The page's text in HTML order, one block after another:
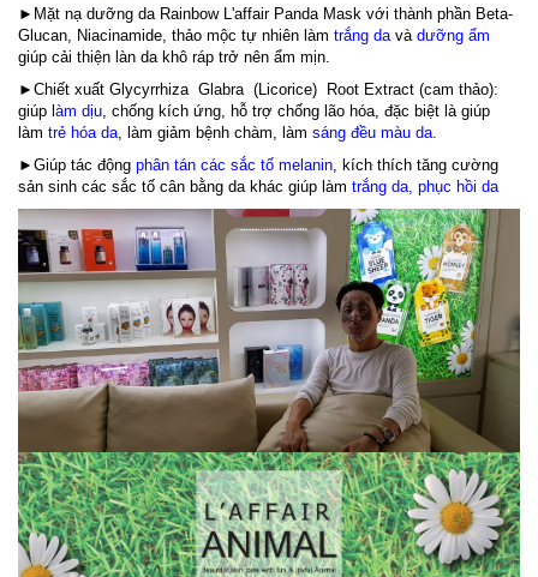
►Mặt nạ dưỡng da Rainbow L'affair Panda Mask với thành phần Beta-
Glucan, Niacinamide, thảo mộc tự nhiên làm trắng davà dưỡng ẩm
giúp cải thiện làn da khô ráp trở nên ẩm mịn.
►Chiết xuất Glycyrrhiza Glabra (Licorice) Root Extract (cam thảo):
giúp l àm dịu, chống kích ứng, hỗ trợ chống lão hóa, đặc biệt là giúp
làm trẻ hóa da, làm giảm bệnh chàm, làm sáng đều màu da.
►Giúp tác động phân tán các sắc tố melanin, kích thích tăng cường
sản sinh các sắc tố cân bằng da khác giúp làm trắng da, phục hồi da